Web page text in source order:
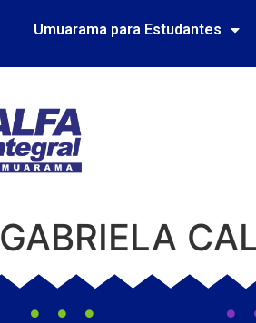
Umuarama para Estudantes
GABRIELA